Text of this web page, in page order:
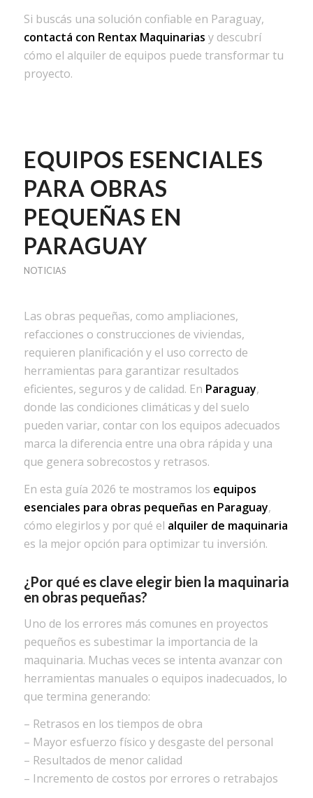
Si buscás una solución confiable en Paraguay,
contactá con Rentax Maquinarias y descubrí
cómo el alquiler de equipos puede transformar tu
proyecto.
EQUIPOS ESENCIALES
PARA OBRAS
PEQUEÑAS EN
PARAGUAY
NOTICIAS
Las obras pequeñas, como ampliaciones,
refacciones o construcciones de viviendas,
requieren planificación y el uso correcto de
herramientas para garantizar resultados
eficientes, seguros y de calidad. En Paraguay,
donde las condiciones climáticas y del suelo
pueden variar, contar con los equipos adecuados
marca la diferencia entre una obra rápida y una
que genera sobrecostos y retrasos.
En esta guía 2026 te mostramos los equipos
esenciales para obras pequeñas en Paraguay,
cómo elegirlos y por qué el alquiler de maquinaria
es la mejor opción para optimizar tu inversión.
¿Por qué es clave elegir bien la maquinaria
en obras pequeñas?
Uno de los errores más comunes en proyectos
pequeños es subestimar la importancia de la
maquinaria. Muchas veces se intenta avanzar con
herramientas manuales o equipos inadecuados, lo
que termina generando:
– Retrasos en los tiempos de obra
– Mayor esfuerzo físico y desgaste del personal
– Resultados de menor calidad
– Incremento de costos por errores o retrabajos